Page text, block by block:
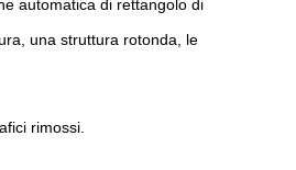
automatica di rettangolo di
una struttura rotonda, le
rimossi.